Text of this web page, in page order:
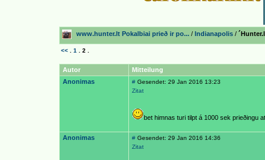
www.hunter.lt Pokalbiai prieð ir po... / Indianapolis /
<< 1 2
Autor
Mitteilung
Anonimas
# Gesendet: 29 Jan 2016 13:23
Zitat
bet himnas turi tilpt á 1000 sek prieðingu
Anonimas # Gesendet: 29 Jan 2016 14:36
Zitat